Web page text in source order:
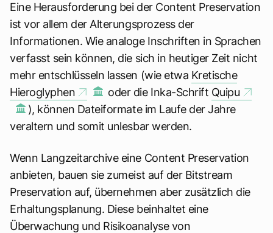
Eine Herausforderung bei der Content Preservation
ist vor allem der Alterungsprozess der
Informationen. Wie analoge Inschriften in Sprachen
verfasst sein können, die sich in heutiger Zeit nicht
mehr entschlüsseln lassen (wie etwa Kretische
Hieroglyphen
oder die Inka-Schrift Quipu
), können Dateiformate im Laufe der Jahre
veraltern und somit unlesbar werden.
Wenn Langzeitarchive eine Content Preservation
anbieten, bauen sie zumeist auf der Bitstream
Preservation auf, übernehmen aber zusätzlich die
Erhaltungsplanung. Diese beinhaltet eine
Überwachung und Risikoanalyse von